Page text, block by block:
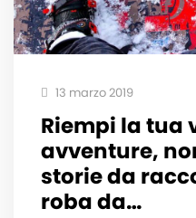
13 marzo 2019
Riempi la tua
avventure,
storie da
roba da…